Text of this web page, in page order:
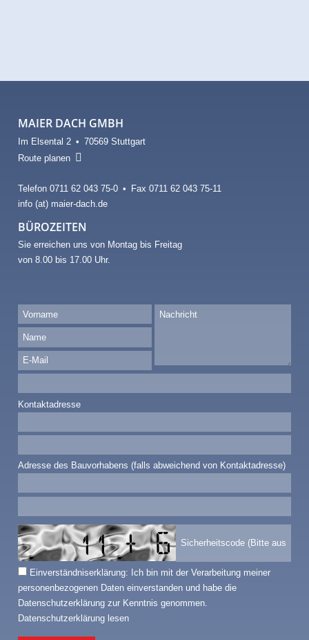
MAIER DACH GMBH
Im Elsental 2 • 70569 Stuttgart
Route planen 
Telefon 0711 62 043 75-0 • Fax 0711 62 043 75-11
info (at) maier-dach.de
BÜROZEITEN
Sie erreichen uns von Montag bis Freitag
von 8.00 bis 17.00 Uhr.
Kontaktadresse
Adresse des Bauvorhabens (falls abweichend von Kontaktadresse)
Einverständniserklärung: Ich bin mit der Verarbeitung meiner
personenbezogenen Daten einverstanden und habe die
Datenschutzerklärung zur Kenntnis genommen.
Datenschutzerklärung lesen